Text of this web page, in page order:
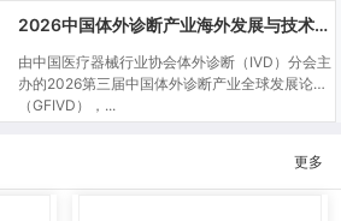
2026中国体外诊断产业海外发展与技术创新大会
由中国医疗器械行业协会体外诊断（IVD）分会主
办的2026第三届中国体外诊断产业全球发展论坛
（GFIVD），...
更多